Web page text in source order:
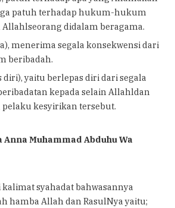
patuh terhadap hukum-hukum
didalam beragama.
menerima segala konsekwensi dari
beribadah.
diri), yaitu berlepas diri dari segala
kepada selain Allahldan
kesyirikan tersebut.
Anna Muhammad Abduhu Wa
syahadat bahwasannya
hamba Allah dan RasulNya yaitu;